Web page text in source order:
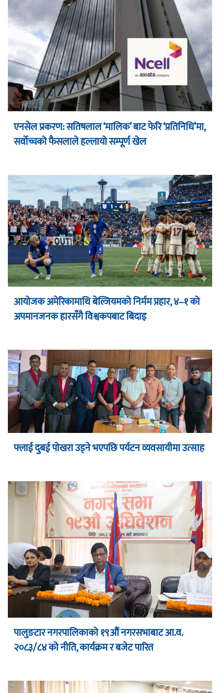
एनसेल प्रकरण: सतिषलाल ‘मालिक’ बाट फेरि ‘प्रतिनिधि’मा,
सर्वोच्चको फैसलाले हल्लायो सम्पूर्ण खेल
आयोजक अमेरिकामाथि बेल्जियमको निर्मम प्रहार, ४–१ को
अपमानजनक हारसँगै विश्वकपबाट बिदाइ
फ्लाई दुबई पोखरा उड्ने भएपछि पर्यटन व्यवसायीमा उत्साह
पालुङटार नगरपालिकाको १९औं नगरसभाबाट आ.व.
२०८३/८४ को नीति, कार्यक्रम र बजेट पारित